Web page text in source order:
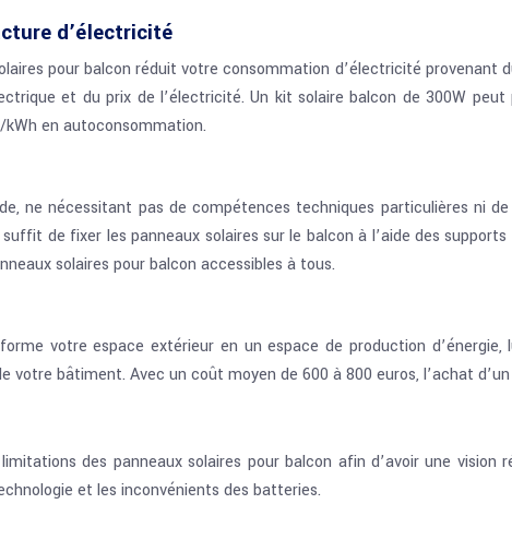
d’électricité
pour balcon réduit votre consommation d’électricité
et du prix de l’électricité. Un kit solaire balcon de 300W
en autoconsommation.
ne nécessitant pas de compétences techniques particulières ni
de fixer les panneaux solaires sur le balcon à l’aide des
solaires pour balcon accessibles à tous.
votre espace extérieur en un espace de production
bâtiment. Avec un coût moyen de 600 à 800 euros, l’achat
des panneaux solaires pour balcon afin d’avoir une
et les inconvénients des batteries.